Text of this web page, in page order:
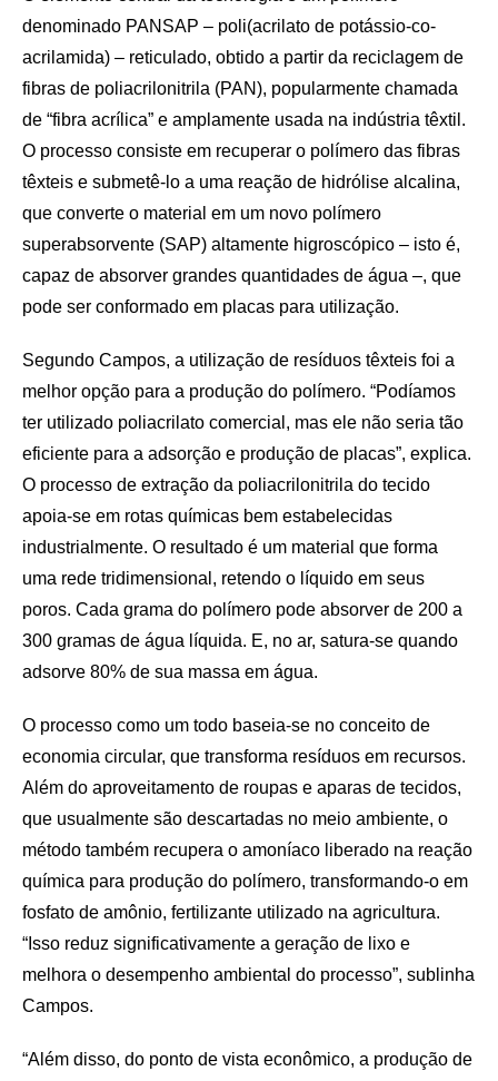
denominado PANSAP – poli(acrilato de potássio-co-
acrilamida) – reticulado, obtido a partir da reciclagem de
fibras de poliacrilonitrila (PAN), popularmente chamada
de “fibra acrílica” e amplamente usada na indústria têxtil.
O processo consiste em recuperar o polímero das fibras
têxteis e submetê-lo a uma reação de hidrólise alcalina,
que converte o material em um novo polímero
superabsorvente (SAP) altamente higroscópico – isto é,
capaz de absorver grandes quantidades de água –, que
pode ser conformado em placas para utilização.
Segundo Campos, a utilização de resíduos têxteis foi a
melhor opção para a produção do polímero. “Podíamos
ter utilizado poliacrilato comercial, mas ele não seria tão
eficiente para a adsorção e produção de placas”, explica.
O processo de extração da poliacrilonitrila do tecido
apoia-se em rotas químicas bem estabelecidas
industrialmente. O resultado é um material que forma
uma rede tridimensional, retendo o líquido em seus
poros. Cada grama do polímero pode absorver de 200 a
300 gramas de água líquida. E, no ar, satura-se quando
adsorve 80% de sua massa em água.
O processo como um todo baseia-se no conceito de
economia circular, que transforma resíduos em recursos.
Além do aproveitamento de roupas e aparas de tecidos,
que usualmente são descartadas no meio ambiente, o
método também recupera o amoníaco liberado na reação
química para produção do polímero, transformando-o em
fosfato de amônio, fertilizante utilizado na agricultura.
“Isso reduz significativamente a geração de lixo e
melhora o desempenho ambiental do processo”, sublinha
Campos.
“Além disso, do ponto de vista econômico, a produção de